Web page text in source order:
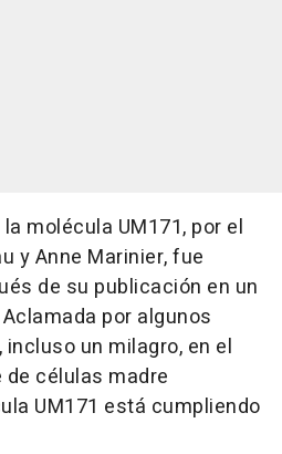
molécula UM171, por el
y Anne Marinier, fue
de su publicación en un
por algunos
un milagro, en el
células madre
UM171 está cumpliendo